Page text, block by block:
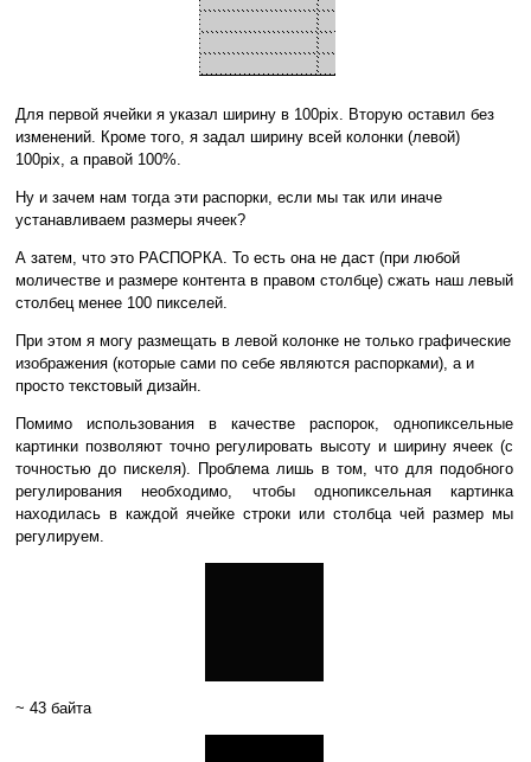
Для первой ячейки я указал ширину в 100pix. Вторую оставил без
изменений. Кроме того, я задал ширину всей колонки (левой)
100pix, а правой 100%.
Ну и зачем нам тогда эти распорки, если мы так или иначе
устанавливаем размеры ячеек?
А затем, что это РАСПОРКА. То есть она не даст (при любой
моличестве и размере контента в правом столбце) сжать наш левый
столбец менее 100 пикселей.
При этом я могу размещать в левой колонке не только графические
изображения (которые сами по себе являются распорками), а и
просто текстовый дизайн.
Помимо использования в качестве распорок, однопиксельные
картинки позволяют точно регулировать высоту и ширину ячеек (с
точностью до пискеля). Проблема лишь в том, что для подобного
регулирования необходимо, чтобы однопиксельная картинка
находилась в каждой ячейке строки или столбца чей размер мы
регулируем.
~ 43 байта